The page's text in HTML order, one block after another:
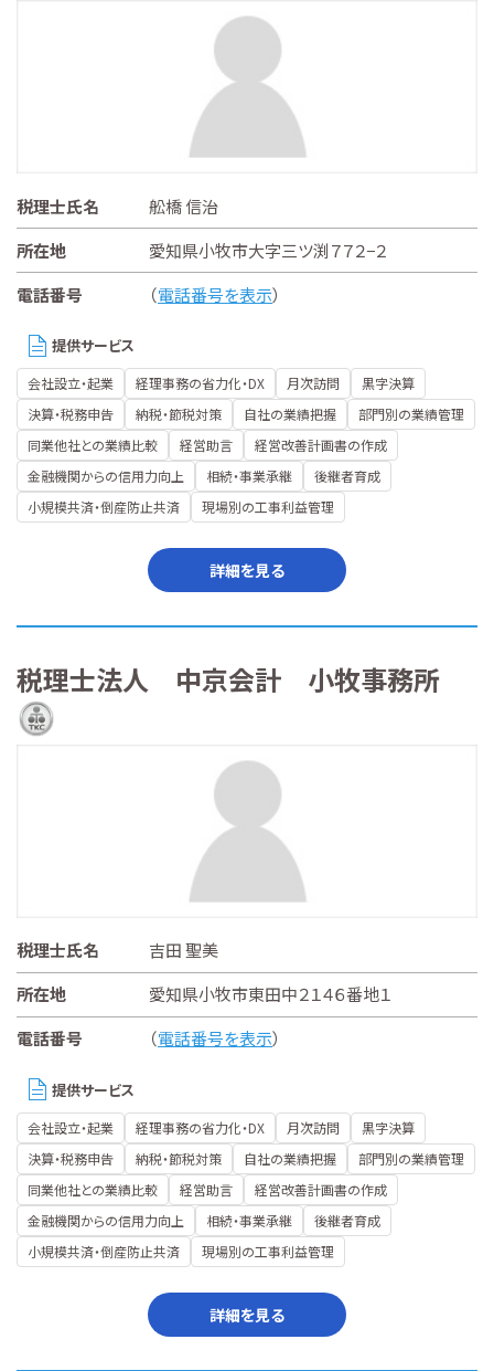
税理士氏名
舩橋 信治
所在地
愛知県小牧市大字三ツ渕７７２−２
電話番号
（電話番号を表示）
提供サービス
会社設立・起業 経理事務の省力化・DX 月次訪問
黒字決算
決算・税務申告
納税・節税対策 自社の業績把握
部門別の業績管理
同業他社との業績比較
経営助言
経営改善計画書の作成
金融機関からの信用力向上
相続・事業承継
後継者育成
小規模共済・倒産防止共済
現場別の工事利益管理
詳細を見る
税理士法人 中京会計 小牧事務所
税理士氏名
吉田 聖美
所在地
愛知県小牧市東田中２１４６番地１
電話番号
（電話番号を表示）
提供サービス
会社設立・起業 経理事務の省力化・DX 月次訪問
黒字決算
決算・税務申告
納税・節税対策 自社の業績把握
部門別の業績管理
同業他社との業績比較
経営助言
経営改善計画書の作成
金融機関からの信用力向上
相続・事業承継
後継者育成
小規模共済・倒産防止共済
現場別の工事利益管理
詳細を見る